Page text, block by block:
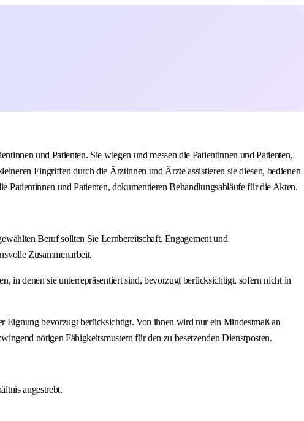
und Patienten. Sie wiegen und messen die Patientinnen und Patienten,
Eingriffen durch die Ärztinnen und Ärzte assistieren sie diesen, bedienen
Patientinnen und Patienten, dokumentieren Behandlungsabläufe für die Akten.
Beruf sollten Sie Lernbereitschaft, Engagement und
Zusammenarbeit.
in denen sie unterrepräsentiert sind, bevorzugt berücksichtigt, sofern nicht in
Eignung bevorzugt berücksichtigt. Von ihnen wird nur ein Mindestmaß an
nötigen Fähigkeitsmustern für den zu besetzenden Dienstposten.
angestrebt.